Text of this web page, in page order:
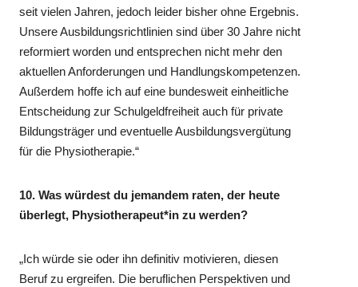
seit vielen Jahren, jedoch leider bisher ohne Ergebnis.
Unsere Ausbildungsrichtlinien sind über 30 Jahre nicht
reformiert worden und entsprechen nicht mehr den
aktuellen Anforderungen und Handlungskompetenzen.
Außerdem hoffe ich auf eine bundesweit einheitliche
Entscheidung zur Schulgeldfreiheit auch für private
Bildungsträger und eventuelle Ausbildungsvergütung
für die Physiotherapie.“
10. Was würdest du jemandem raten, der heute
überlegt, Physiotherapeut*in zu werden?
„Ich würde sie oder ihn definitiv motivieren, diesen
Beruf zu ergreifen. Die beruflichen Perspektiven und